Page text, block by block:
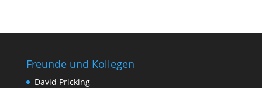
Freunde und Kollegen
David Pricking